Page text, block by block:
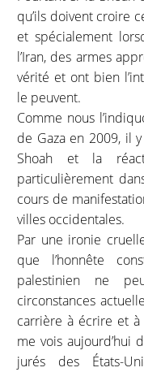
qu’ils doivent croire
et spécialement
l’Iran, des armes
vérité et ont bien
le peuvent.
Comme nous
de Gaza en 2009, il
Shoah et la
particulièrement
cours de
villes occidentales.
Par une ironie
que l’honnête
palestinien ne
circonstances
carrière à écrire et à
me vois aujourd’hui
jurés des États-